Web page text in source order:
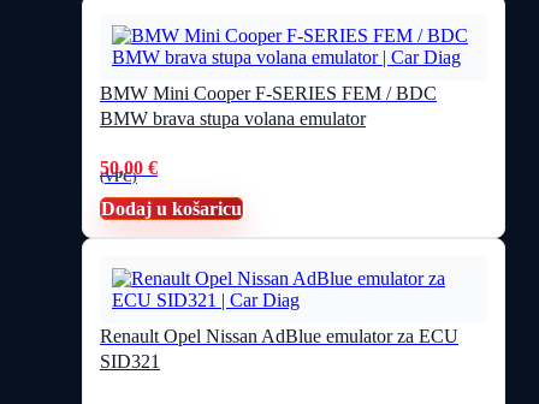
BMW Mini Cooper F-SERIES FEM / BDC
BMW brava stupa volana emulator
50,00 €
(VPC)
Dodaj u košaricu
Renault Opel Nissan AdBlue emulator za ECU
SID321